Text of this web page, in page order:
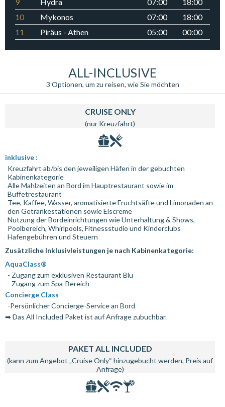
10
Mykonos 07:00
18:00
11
Piräus - Athen 05:00 00:00
ALL-INCLUSIVE
3 Optionen, um zu reisen, wie Sie möchten
CRUISE ONLY
(nur Kreuzfahrt)
inklusive :
Kreuzfahrt ab/bis den jeweiligen Häfen in der gebuchten
Kabinenkategorie
Alle Mahlzeiten an Bord im Hauptrestaurant sowie im
Buffetrestaurant
Tee, Kaffee, Wasser, aromatisierte Fruchtsäfte und Limonaden an
den Getränkestationen sowie Eiscreme
Nutzung der Bordeinrichtungen wie Unterhaltung & Shows,
Poolbereich, Whirlpools, Fitnessstudio und Kinderclubs
Hafengebühren und Steuern
Zusätzliche Inklusivleistungen je nach Kabinenkategorie:
AquaClass®
- Zugang zum exklusiven Restaurant Blu
- Zugang zum Spa-Bereich
Concierge Class
-Persönlicher Concierge-Service an Bord
➡ Das All Included Paket ist auf Anfrage zubuchbar.
PAKET ALL INCLUDED
(kann zum Angebot „Cruise Only“ hinzugebucht werden, Preis auf
Anfrage)